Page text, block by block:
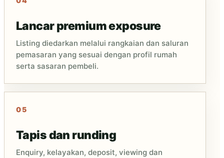
Lancar premium exposure
Listing diedarkan melalui rangkaian dan saluran
pemasaran yang sesuai dengan profil rumah
serta sasaran pembeli.
Tapis dan runding
Enquiry, kelayakan, deposit, viewing dan